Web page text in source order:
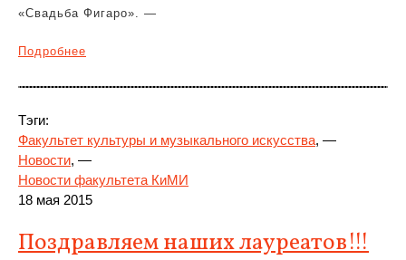
«Свадьба Фигаро». —
Подробнее
Тэги:
Факультет культуры и музыкального искусства, —
Новости, —
Новости факультета КиМИ
18 мая 2015
Поздравляем наших лауреатов!!!